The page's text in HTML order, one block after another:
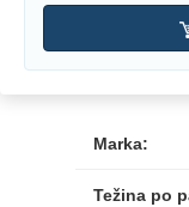
Marka:
Težina po